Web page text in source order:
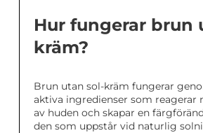
Hur fungerar brun
kräm?
Brun utan sol-kräm fungerar
aktiva ingredienser som reagerar
av huden och skapar en
den som uppstår vid naturlig